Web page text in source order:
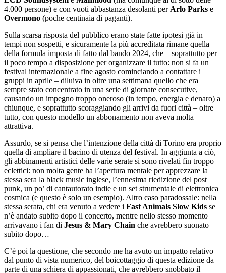
4.000 persone) e con vuoti abbastanza desolanti per Arlo Parks e
Overmono (poche centinaia di paganti).
Sulla scarsa risposta del pubblico erano state fatte ipotesi già in
tempi non sospetti, e sicuramente la più accreditata rimane quella
della formula imposta di fatto dal bando 2024, che – soprattutto per
il poco tempo a disposizione per organizzare il tutto: non si fa un
festival internazionale a fine agosto cominciando a contattare i
gruppi in aprile – diluiva in oltre una settimana quello che era
sempre stato concentrato in una serie di giornate consecutive,
causando un impegno troppo oneroso (in tempo, energia e denaro) a
chiunque, e soprattutto scoraggiando gli arrivi da fuori città – oltre
tutto, con questo modello un abbonamento non aveva molta
attrattiva.
Assurdo, se si pensa che l’intenzione della città di Torino era proprio
quella di ampliare il bacino di utenza del festival. In aggiunta a ciò,
gli abbinamenti artistici delle varie serate si sono rivelati fin troppo
eclettici: non molta gente ha l’apertura mentale per apprezzare la
stessa sera la black music inglese, l’ennesima riedizione del post
punk, un po’ di cantautorato indie e un set strumentale di elettronica
cosmica (e questo è solo un esempio). Altro caso paradossale: nella
stessa serata, chi era venuto a vedere i Fast Animals Slow Kids se
n’è andato subito dopo il concerto, mentre nello stesso momento
arrivavano i fan di Jesus & Mary Chain che avrebbero suonato
subito dopo…
C’è poi la questione, che secondo me ha avuto un impatto relativo
dal punto di vista numerico, del boicottaggio di questa edizione da
parte di una schiera di appassionati, che avrebbero snobbato il